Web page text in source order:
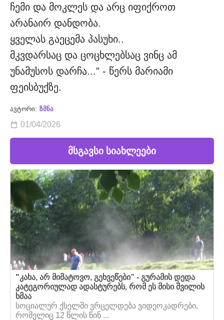
ჩემი და მოკლეს და არც იფიქროთ
არანაირ დანდობა.
ყველას გაეცემა პასუხი..
მკვდარსაც და ცოცხლებსაც ვინც ამ
უნამუსოს დარჩა..." - წერს მარიამი
ფეისბუქზე.
ავტორი: ზმნა
01/04/2026
მსგავსი სიახლეები
"კახა, არ მიმატოვო, გეხვეწები” - გურამის დედა
კატეგორიულად ადასტურებს, რომ ეს მისი შვილის
ხმაა
სოციალურ ქსელში ვრცელდება ვიდეოკადრები,
რომელიც 12 წლის წინ ...